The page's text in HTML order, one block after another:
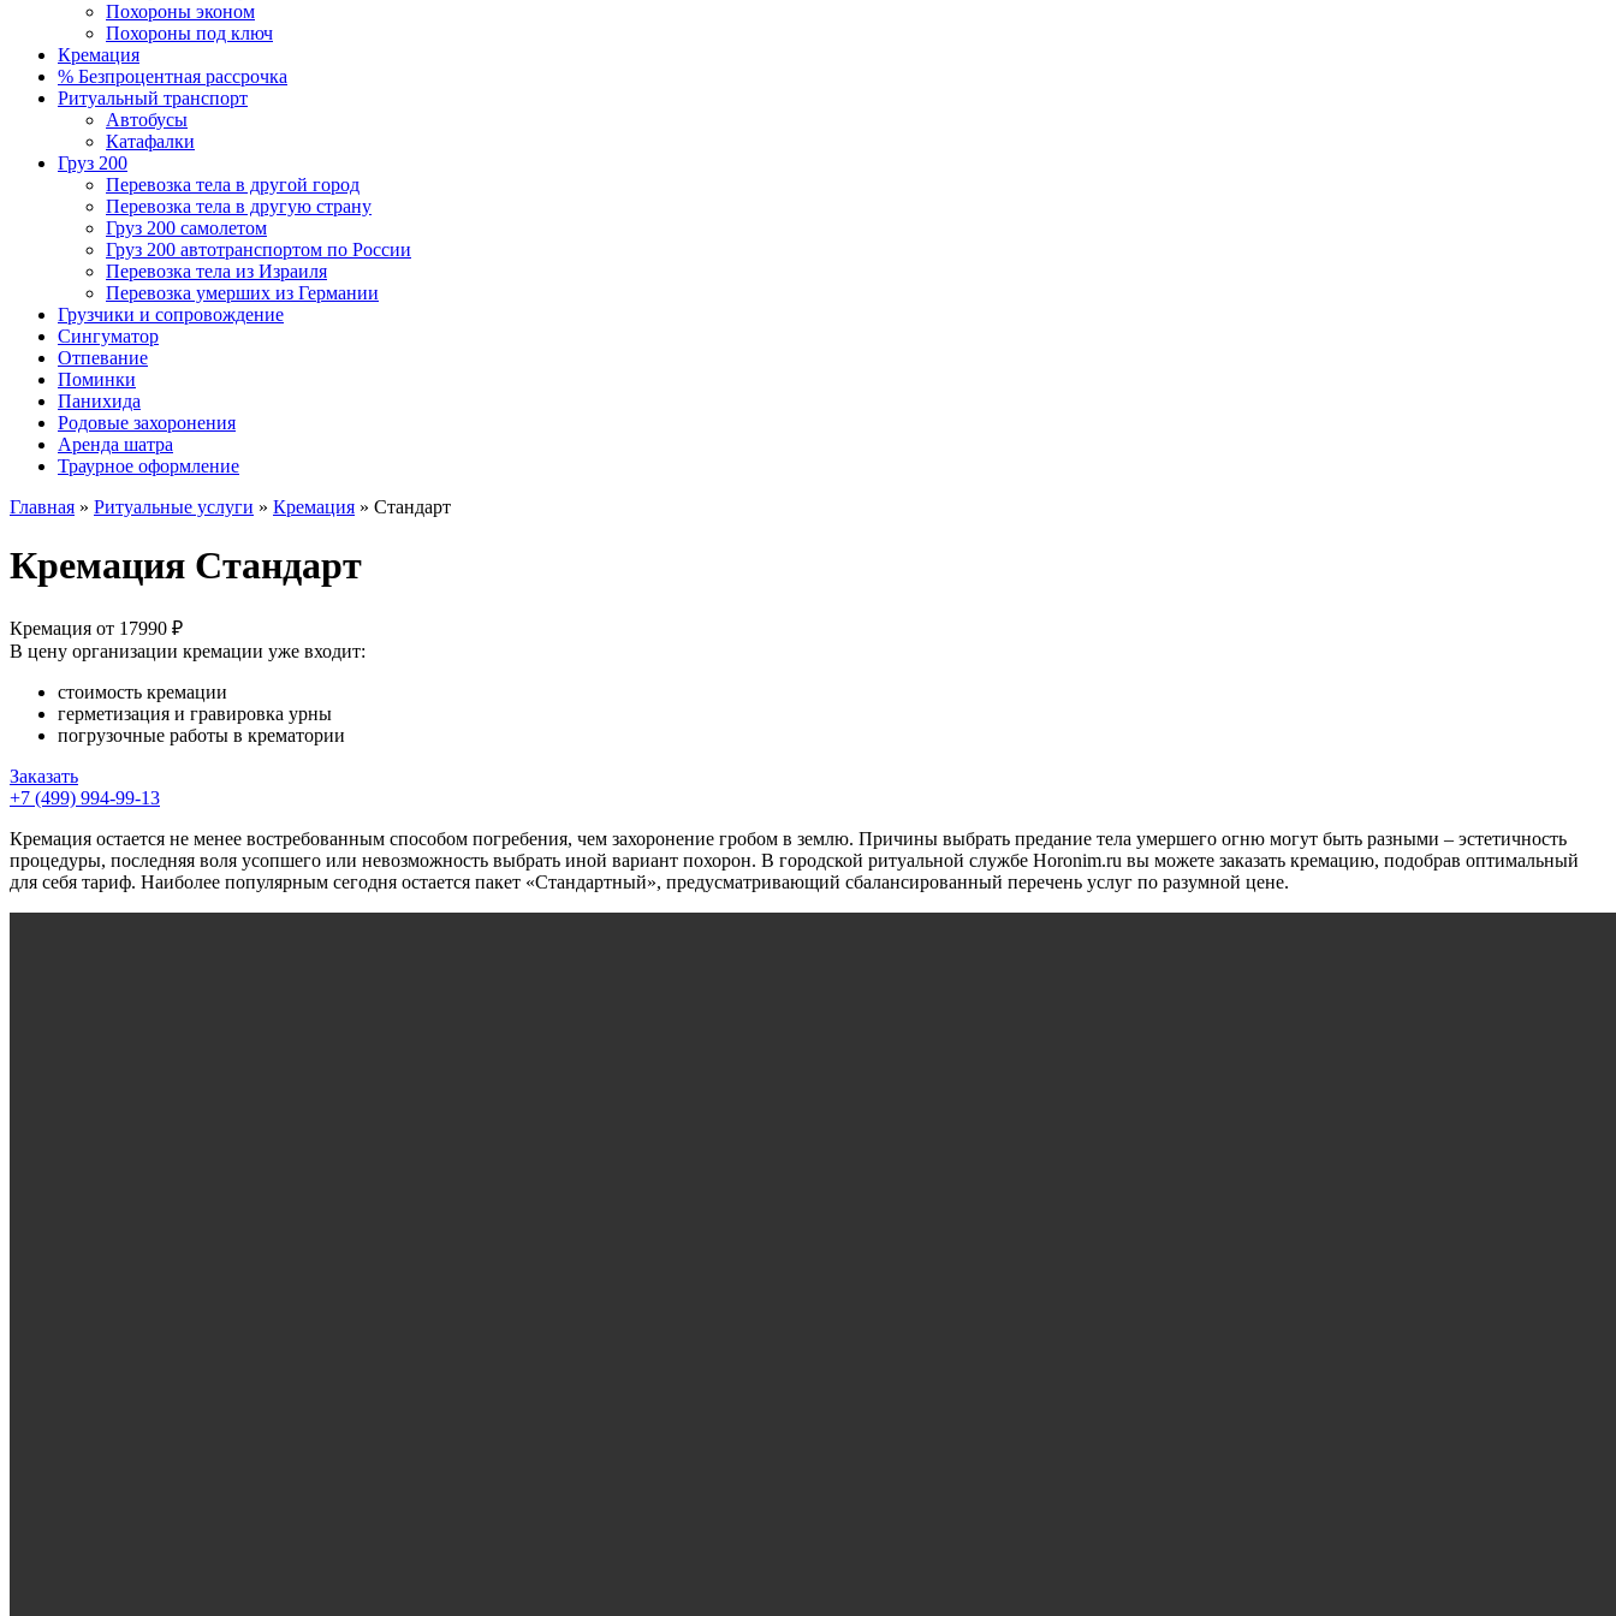
Похороны эконом
Похороны под ключ
Кремация
% Безпроцентная рассрочка
Ритуальный транспорт
Автобусы
Катафалки
Груз 200
Перевозка тела в другой город
Перевозка тела в другую страну
Груз 200 самолетом
Груз 200 автотранспортом по России
Перевозка тела из Израиля
Перевозка умерших из Германии
Грузчики и сопровождение
Сингуматор
Отпевание
Поминки
Панихида
Родовые захоронения
Аренда шатра
Траурное оформление
Главная » Ритуальные услуги » Кремация » Стандарт
Кремация Стандарт
Кремация от 17990 ₽
В цену организации кремации уже входит:
стоимость кремации
герметизация и гравировка урны
погрузочные работы в крематории
Заказать
+7 (499) 994-99-13
Кремация остается не менее востребованным способом погребения, чем захоронение гробом в землю. Причины выбрать предание тела умершего огню могут быть разными – эстетичность
процедуры, последняя воля усопшего или невозможность выбрать иной вариант похорон. В городской ритуальной службе Horonim.ru вы можете заказать кремацию, подобрав оптимальный
для себя тариф. Наиболее популярным сегодня остается пакет «Стандартный», предусматривающий сбалансированный перечень услуг по разумной цене.